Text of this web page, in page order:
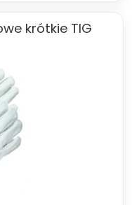
krótkie TIG